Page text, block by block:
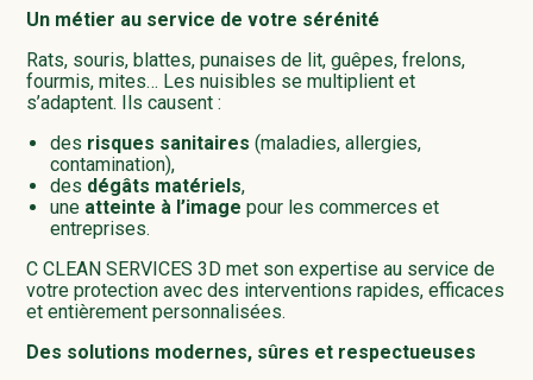
Un métier au service de votre sérénité
Rats, souris, blattes, punaises de lit, guêpes, frelons,
fourmis, mites… Les nuisibles se multiplient et
s’adaptent. Ils causent :
des risques sanitaires (maladies, allergies,
contamination),
des dégâts matériels,
une atteinte à l’image pour les commerces et
entreprises.
C CLEAN SERVICES 3D met son expertise au service de
votre protection avec des interventions rapides, efficaces
et entièrement personnalisées.
Des solutions modernes, sûres et respectueuses